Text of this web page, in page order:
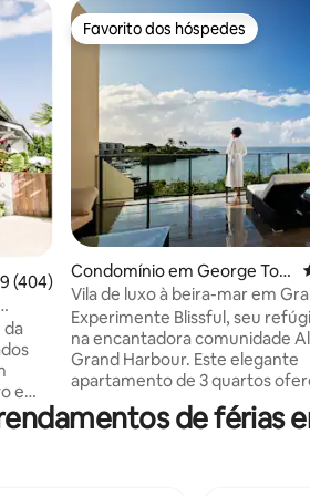
média de 4,99 em 5 estrelas,
(404)
7
da
e
Favorito dos hóspedes
Favorito dos hóspedes
Condomínio em George Tow
n
Vila de luxo à beira-mar em
Harbour
Experimente Blissful, seu
na encantadora comunidade
Grand Harbour. Este elegante
apartamento de 3 quartos
confortos modernos e dispõe
cozinha totalmente equipada,
de férias